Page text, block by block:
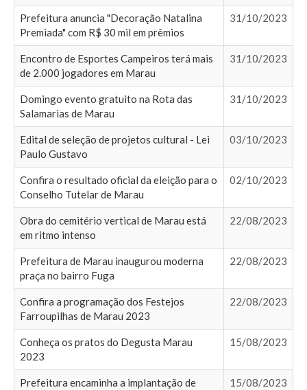
Prefeitura anuncia "Decoração Natalina
Premiada" com R$ 30 mil em prêmios
31/10/2023
Encontro de Esportes Campeiros terá mais
de 2.000 jogadores em Marau
31/10/2023
Domingo evento gratuito na Rota das
Salamarias de Marau
31/10/2023
Edital de seleção de projetos cultural - Lei
Paulo Gustavo
03/10/2023
Confira o resultado oficial da eleição para o
Conselho Tutelar de Marau
02/10/2023
Obra do cemitério vertical de Marau está
em ritmo intenso
22/08/2023
Prefeitura de Marau inaugurou moderna
praça no bairro Fuga
22/08/2023
Confira a programação dos Festejos
Farroupilhas de Marau 2023
22/08/2023
Conheça os pratos do Degusta Marau
2023
15/08/2023
Prefeitura encaminha a implantação de
15/08/2023